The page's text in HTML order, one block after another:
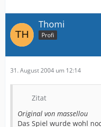
Thomi
Profi
31. August 2004 um 12:14
Zitat
Original von massellou
Das Spiel wurde wohl